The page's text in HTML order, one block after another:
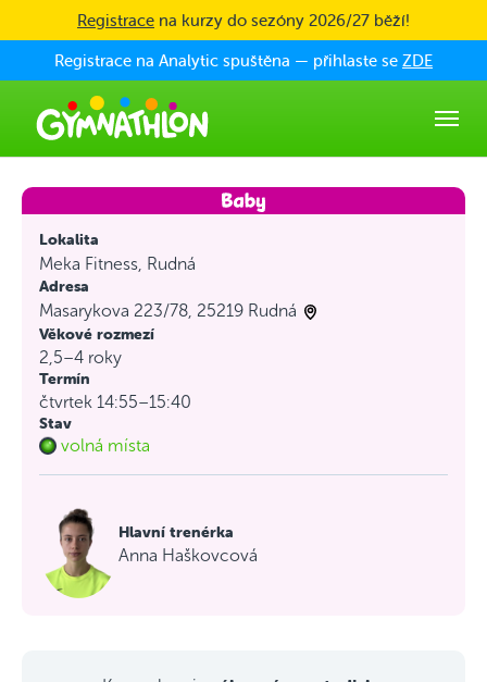
Skip to main content
Registrace na kurzy do sezóny 2026/27 běží!
Registrace na Analytic spuštěna — přihlaste se ZDE
Lokalita
Meka Fitness, Rudná
Adresa
Masarykova 223/78, 25219 Rudná
Věkové rozmezí
2,5–4 roky
Termín
čtvrtek 14:55–15:40
Stav
volná místa
Hlavní trenérka
Anna Haškovcová